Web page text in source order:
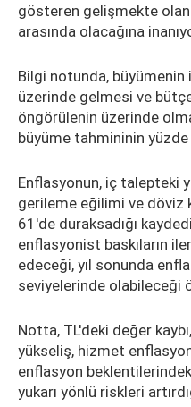
gösteren gelişmekte olan
arasında olacağına
Bilgi notunda,
üzerinde gelmesi ve
öngörülenin üzerinde
büyüme tahmininin yüzde
Enflasyonun, iç talepteki
gerileme eğilimi ve döviz
61'de duraksadığı
enflasyonist baskıların
edeceği, yıl sonunda
seviyelerinde olabileceği
Notta, TL'deki değer
yükseliş, hizmet
enflasyon
yukarı yönlü riskleri